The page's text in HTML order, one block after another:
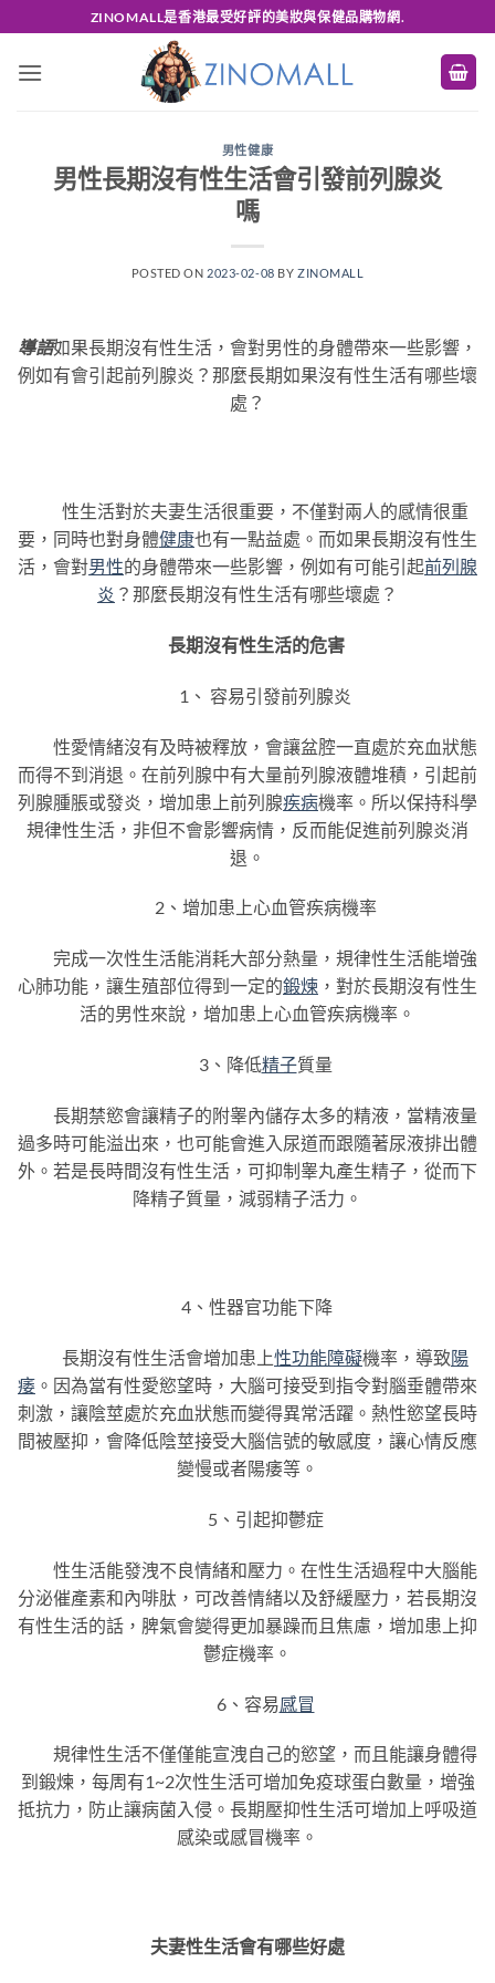
to
content
ZINOMALL是香港最受好評的美妝與保健品購物網.
男性健康
男性長期沒有性生活會引發前列腺炎
嗎
POSTED ON 2023-02-08 BY ZINOMALL
導語如果長期沒有性生活，會對男性的身體帶來一些影響，
例如有會引起前列腺炎？那麼長期如果沒有性生活有哪些壞
處？
性生活對於夫妻生活很重要，不僅對兩人的感情很重
要，同時也對身體健康也有一點益處。而如果長期沒有性生
活，會對男性的身體帶來一些影響，例如有可能引起前列腺
炎 ？那麼長期沒有性生活有哪些壞處？
長期沒有性生活的危害
1、 容易引發前列腺炎
性愛情緒沒有及時被釋放，會讓盆腔一直處於充血狀態
而得不到消退。在前列腺中有大量前列腺液體堆積，引起前
列腺腫脹或發炎，增加患上前列腺疾病機率。所以保持科學
規律性生活，非但不會影響病情，反而能促進前列腺炎消
退。
2、增加患上心血管疾病機率
完成一次性生活能消耗大部分熱量，規律性生活能增強
心肺功能，讓生殖部位得到一定的鍛煉 ，對於長期沒有性生
活的男性來說，增加患上心血管疾病機率。
3、降低精子質量
長期禁慾會讓精子的附睾內儲存太多的精液，當精液量
過多時可能溢出來，也可能會進入尿道而跟隨著尿液排出體
外。若是長時間沒有性生活，可抑制睾丸產生精子，從而下
降精子質量，減弱精子活力。
4、性器官功能下降
長期沒有性生活會增加患上性功能障礙機率，導致陽
痿 。因為當有性愛慾望時，大腦可接受到指令對腦垂體帶來
刺激，讓陰莖處於充血狀態而變得異常活躍。熱性慾望長時
間被壓抑，會降低陰莖接受大腦信號的敏感度，讓心情反應
變慢或者陽痿等。
5、引起抑鬱症
性生活能發洩不良情緒和壓力。在性生活過程中大腦能
分泌催產素和內啡肽，可改善情緒以及舒緩壓力，若長期沒
有性生活的話，脾氣會變得更加暴躁而且焦慮，增加患上抑
鬱症機率。
6、容易感冒
規律性生活不僅僅能宣洩自己的慾望，而且能讓身體得
到鍛煉，每周有1~2次性生活可增加免疫球蛋白數量，增強
抵抗力，防止讓病菌入侵。長期壓抑性生活可增加上呼吸道
感染或感冒機率。
夫妻性生活會有哪些好處